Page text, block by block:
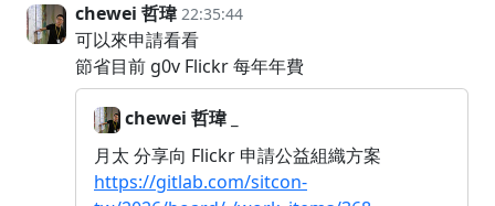
chewei 哲瑋 22:35:44
可以來申請看看
節省目前 g0v Flickr 每年年費
chewei 哲瑋 _
月太 分享向 Flickr 申請公益組織方案
https://gitlab.com/sitcon-